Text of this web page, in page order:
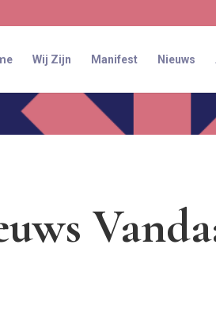
Wij Zijn Manifest Nieuws